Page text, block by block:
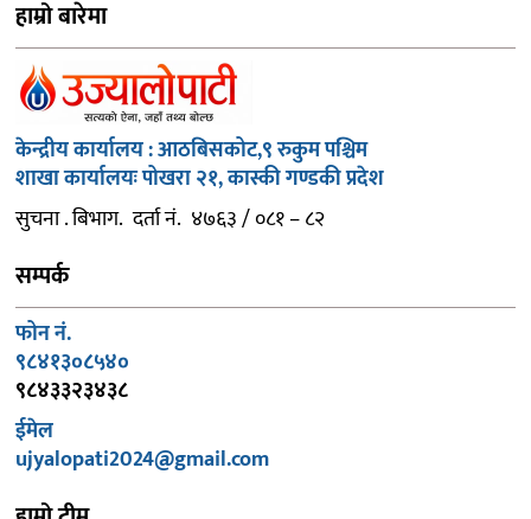
हाम्रो बारेमा
केन्द्रीय कार्यालय : आठबिसकोट,९ रुकुम पश्चिम
शाखा कार्यालयः पोखरा २१, कास्की गण्डकी प्रदेश
सुचना . बिभाग. दर्ता नं. ४७६३ / ०८१ – ८२
सम्पर्क
फोन नं.
९८४१३०८५४०
९८४३३२३४३८
ईमेल
ujyalopati2024@gmail.com